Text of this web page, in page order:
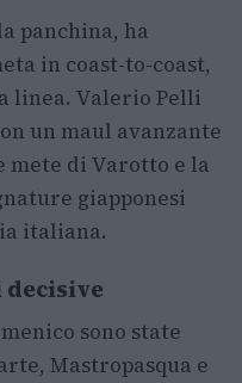
panchina, ha
in coast-to-coast,
linea. Valerio Pelli
un maul avanzante
di Varotto e la
giapponesi
italiana.
sono state
Mastropasqua e